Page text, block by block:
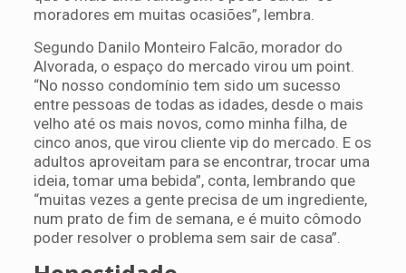
moradores em muitas ocasiões”, lembra.
Segundo Danilo Monteiro Falcão, morador do
Alvorada, o espaço do mercado virou um point.
“No nosso condomínio tem sido um sucesso
entre pessoas de todas as idades, desde o mais
velho até os mais novos, como minha filha, de
cinco anos, que virou cliente vip do mercado. E os
adultos aproveitam para se encontrar, trocar uma
ideia, tomar uma bebida”, conta, lembrando que
“muitas vezes a gente precisa de um ingrediente,
num prato de fim de semana, e é muito cômodo
poder resolver o problema sem sair de casa”.